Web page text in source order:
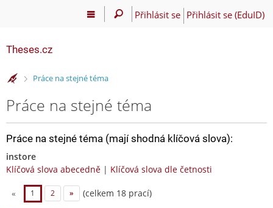
Přihlásit se Přihlásit se (EduID)
Theses.cz
>Práce na stejné téma
Práce na stejné téma
Práce na stejné téma (mají shodná klíčová slova):
instore
Klíčová slova abecedně | Klíčová slova dle četnosti
« 1 2 » (celkem 18 prací)